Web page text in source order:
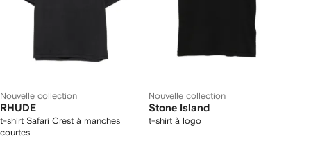
Nouvelle collection
RHUDE
t-shirt Safari Crest à manches
courtes
Nouvelle collection
Stone Island
t-shirt à logo